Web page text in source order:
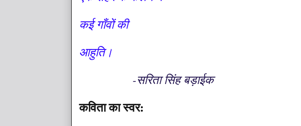
कई गाँवों की
आहुति।
-सरिता सिंह बड़ाईक
कविता का स्वर: